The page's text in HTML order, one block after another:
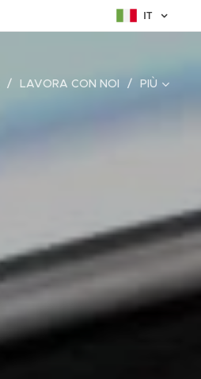
IT
LAVORA CON NOI PIÙ